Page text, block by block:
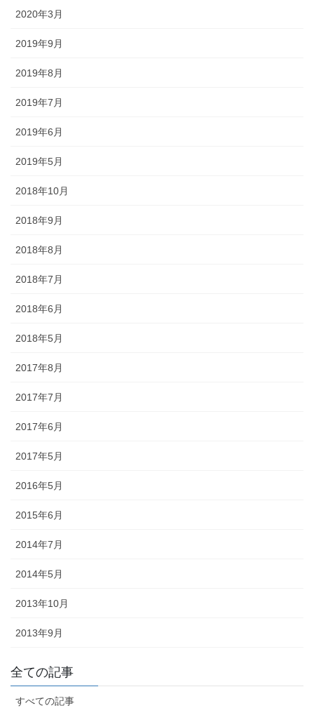
2020年3月
2019年9月
2019年8月
2019年7月
2019年6月
2019年5月
2018年10月
2018年9月
2018年8月
2018年7月
2018年6月
2018年5月
2017年8月
2017年7月
2017年6月
2017年5月
2016年5月
2015年6月
2014年7月
2014年5月
2013年10月
2013年9月
全ての記事
すべての記事
り」、「手取火まつり」、「鳥越一向一揆まつり」、「加賀獅子
ほうらいまつり」や「美川おかえり祭り」等のほか、雪や自然、豊
《小松・加賀エリア》 小松「安宅まつり」、小松「おっしょべま
つり」、山代「菖蒲まつり」、「八朔まつり」、「御願神事竹割り
まつり」、「山代大田楽」